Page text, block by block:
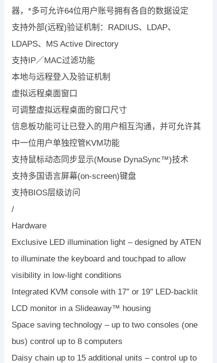
器，*多可允许64位用户账号拥有各自的数据设定
支持外部(远程)验证机制：RADIUS、LDAP、
LDAPS、MS Active Directory
支持IP／MAC过滤功能
本地与远程登入及验证机制
虚拟远程桌面窗口
可调整虚拟远程桌面的窗口尺寸
信息板功能可让已登入的用户相互沟通，并可允许其
中一位用户单独控管KVM功能
支持鼠标动态同步显示(Mouse DynaSync™)技术
支持多国语言屏幕(on-screen)键盘
支持BIOS层级访问
/
Hardware
Exclusive LED illumination light – designed by ATEN
to illuminate the keyboard and touchpad to allow
visibility in low-light conditions
Integrated KVM console with 17″ or 19″ LED-backlit
LCD monitor in a Slideaway™ housing
Space saving technology – up to two consoles (one
bus) control up to 8 computers
Daisy chain up to 15 additional units – control up to